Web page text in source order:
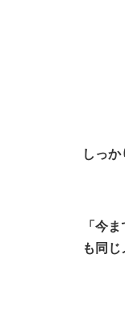
しっか
「今
も同じ